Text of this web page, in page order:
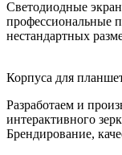
Светодиодные
профессиональные
нестандартных
Корпуса для
Разработаем и
интерактивного
Брендирование,